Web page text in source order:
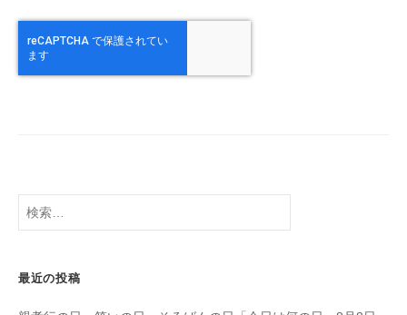
検
最近の投稿